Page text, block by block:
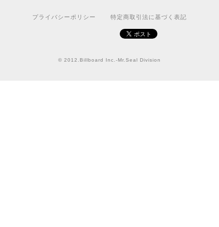
プライバシーポリシー 特定商取引法に基づく表記
© 2012.Billboard Inc.-Mr.Seal Division